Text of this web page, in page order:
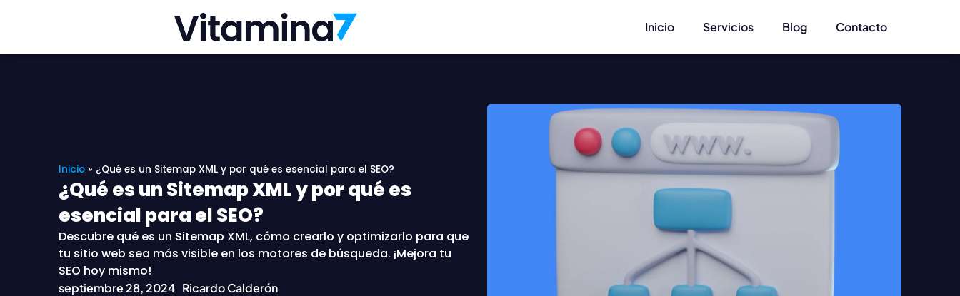
Inicio Servicios Blog Contacto
Inicio » ¿Qué es un Sitemap XML y por qué es esencial para el SEO?
¿Qué es un Sitemap XML y por qué es
esencial para el SEO?
Descubre qué es un Sitemap XML, cómo crearlo y optimizarlo para que
tu sitio web sea más visible en los motores de búsqueda. ¡Mejora tu
SEO hoy mismo!
septiembre 28, 2024 Ricardo Calderón